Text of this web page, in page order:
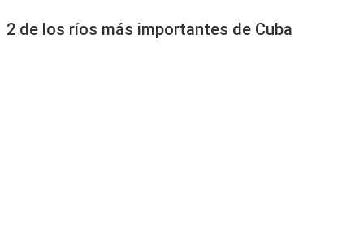
2 de los ríos más importantes de Cuba